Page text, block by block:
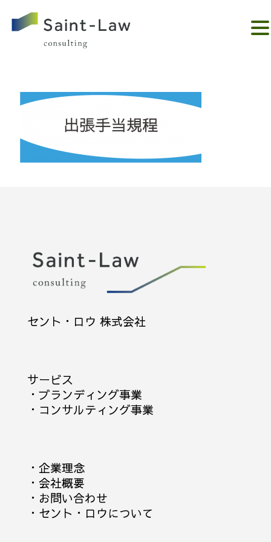
セント・ロウ 株式会社
サービス
・ ブランディング事業
・ コンサルティング事業
・ 企業理念
・ 会社概要
・ お問い合わせ
・ セント・ロウについて
。。。。。。。。。。。。。